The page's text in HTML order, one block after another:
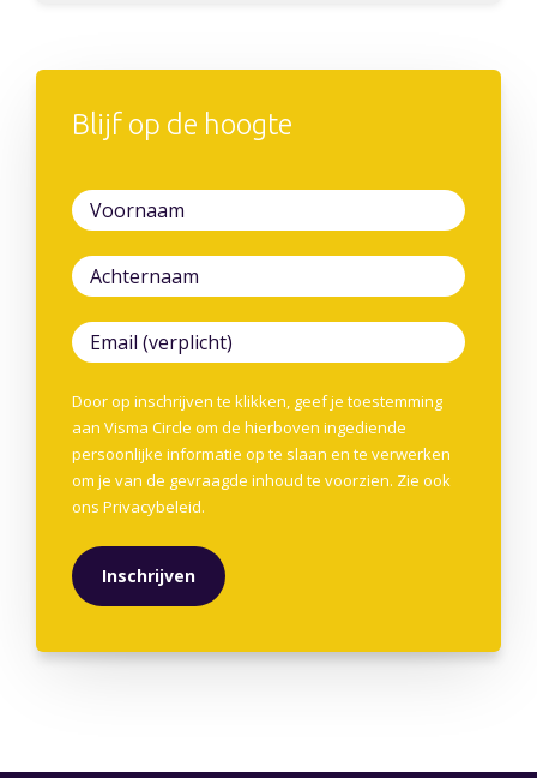
Blijf op de hoogte
Door op inschrijven te klikken, geef je toestemming
aan Visma Circle om de hierboven ingediende
persoonlijke informatie op te slaan en te verwerken
om je van de gevraagde inhoud te voorzien. Zie ook
ons Privacybeleid.